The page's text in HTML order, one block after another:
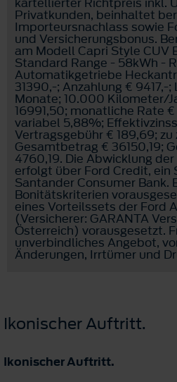
Privatkunden, beinhaltet
Importeursnachlass sowie
und Versicherungsbonus.
am Modell Capri Style CUV
Standard Range - 58kWh -
Automatikgetriebe
31390,-; Anzahlung € 9417,-
Monate; 10.000 Kilometer/
16991,50; monatliche Rate
variabel 5,88%;
Vertragsgebühr € 189,69;
Gesamtbetrag € 36150,19;
4760,19. Die Abwicklung
erfolgt über Ford Credit, ein
Santander Consumer Bank.
Bonitätskriterien
eines Vorteilssets der Ford
(Versicherer: GARANTA
Österreich) vorausgesetzt.
unverbindliches Angebot,
Änderungen, Irrtümer und
Ikonischer Auftritt.
Ikonischer Auftritt.